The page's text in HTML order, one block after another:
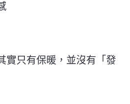
實只有保暖，並沒有「發